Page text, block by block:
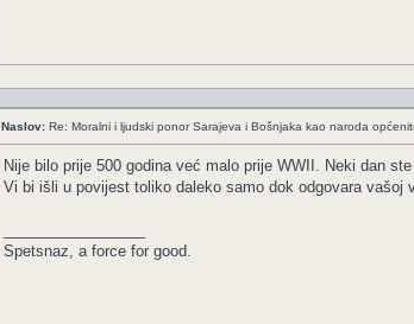
Naslov: Re: Moralni i ljudski ponor Sarajeva i Bošnjaka kao naroda
Nije bilo prije 500 godina već malo prije WWII. Neki dan
Vi bi išli u povijest toliko daleko samo dok odgovara vašoj
Spetsnaz, a force for good.